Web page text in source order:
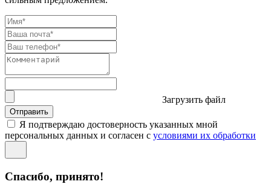
Загрузить файл
Отправить
Я подтверждаю достоверность указанных мной
персональных данных и согласен с условиями их обработки
Спасибо, принято!